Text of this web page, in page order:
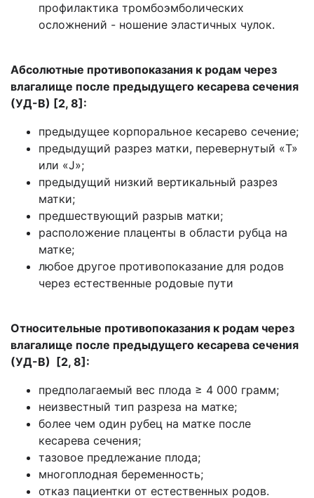
профилактика тромбоэмболических
осложнений - ношение эластичных чулок.
Абсолютные противопоказания к родам через
влагалище после предыдущего кесарева сечения
(УД-В) [2, 8]:
предыдущее корпоральное кесарево сечение;
предыдущий разрез матки, перевернутый «T»
или «J»;
предыдущий низкий вертикальный разрез
матки;
предшествующий разрыв матки;
расположение плаценты в области рубца на
матке;
любое другое противопоказание для родов
через естественные родовые пути
Относительные противопоказания к родам через
влагалище после предыдущего кесарева сечения
(УД-В) [2, 8]:
предполагаемый вес плода ≥ 4 000 грамм;
неизвестный тип разреза на матке;
более чем один рубец на матке после
кесарева сечения;
тазовое предлежание плода;
многоплодная беременность;
отказ пациентки от естественных родов.